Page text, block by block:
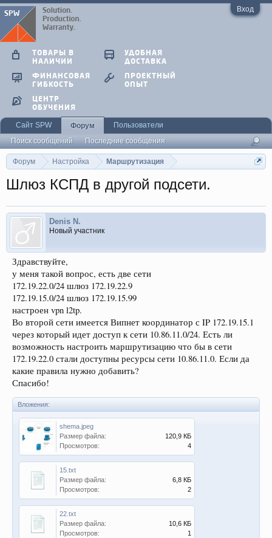
Вход
Форум Настройка Маршрутизация
Шлюз КСПД в другой подсети.
Denis N.
Новый участник
Здравствуйте,
у меня такой вопрос, есть две сети
172.19.22.0/24 шлюз 172.19.22.9
172.19.15.0/24 шлюз 172.19.15.99
настроен vpn l2tp.
Во второй сети имеется Випнет координатор с IP 172.19.15.1
через который идет доступ к сети 10.86.11.0/24. Есть ли
возможность настроить маршрутизацию что бы в сети
172.19.22.0 стали доступны ресурсы сети 10.86.11.0. Если да
какие правила нужно добавить?
Спасибо!
Вложения:
shema.jpeg
Размер файла:
120,9 КБ
Просмотров:
4
15.txt
Размер файла:
6,8 КБ
Просмотров:
2
22.txt
Размер файла:
10,6 КБ
Просмотров:
1
ТОВАРЫ В
НАЛИЧИИ
УДОБНАЯ
ДОСТАВКА
ФИНАНСОВАЯ
ГИБКОСТЬ
ПРОЕКТНЫЙ
ОПЫТ
ЦЕНТР
ОБУЧЕНИЯ
Сайт SPW
Форум
Поиск сообщений
Последние сообщения
Пользователи